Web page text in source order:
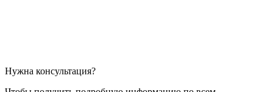
Нужна консультация?